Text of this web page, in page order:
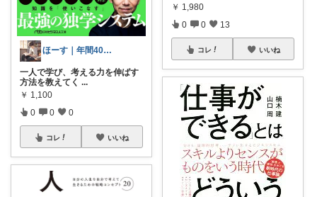
ほーす｜年間400冊📚本好き社会人
一人で学び、考える力を伸ばす
方法を教えてく ...
￥ 1,100
0 0 0
コレ いいね
￥ 1,980
0 0 13
コレ いいね